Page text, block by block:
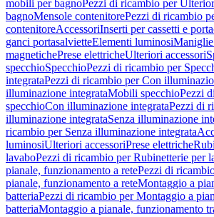
mobili per bagnoPezzi di ricambio per
bagnoMensole contenitorePezzi di ricambio
contenitoreAccessoriInserti per cassetti e
ganci portasalvietteElementi luminosiManiglie
magnetichePrese elettricheUlteriori accessori
specchioSpecchioPezzi di ricambio per
integrataPezzi di ricambio per Con
illuminazione integrataMobili specchioPezzi
specchioCon illuminazione integrataPezzi di
illuminazione integrataSenza illuminazione
ricambio per Senza illuminazione integrata
luminosiUlteriori accessoriPrese elettriche
lavaboPezzi di ricambio per Rubinetterie per
pianale, funzionamento a retePezzi di
pianale, funzionamento a reteMontaggio a
batteriaPezzi di ricambio per Montaggio a
batteriaMontaggio a pianale, funzionamento